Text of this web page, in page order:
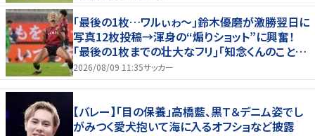
｢最後の1枚…ワルぃゎ〜｣鈴木優磨が激勝翌日に
写真12枚投稿→渾身の“煽りショット”に興奮！
｢最後の1枚までの壮大なフリ｣｢知念くんのことど
んだけ好きなんよｗ｣
2026/08/09 11:35サッカー
【バレー】「目の保養」高橋藍、黒Ｔ＆デニム姿でし
がみつく愛犬抱いて海に入るオフショなど披露